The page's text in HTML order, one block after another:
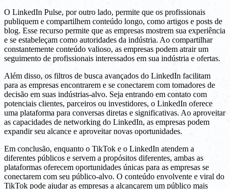
O LinkedIn Pulse, por outro lado, permite que os profissionais
publiquem e compartilhem conteúdo longo, como artigos e posts de
blog. Esse recurso permite que as empresas mostrem sua experiência
e se estabeleçam como autoridades da indústria. Ao compartilhar
constantemente conteúdo valioso, as empresas podem atrair um
seguimento de profissionais interessados em sua indústria e ofertas.
Além disso, os filtros de busca avançados do LinkedIn facilitam
para as empresas encontrarem e se conectarem com tomadores de
decisão em suas indústrias-alvo. Seja entrando em contato com
potenciais clientes, parceiros ou investidores, o LinkedIn oferece
uma plataforma para conversas diretas e significativas. Ao aproveitar
as capacidades de networking do LinkedIn, as empresas podem
expandir seu alcance e aproveitar novas oportunidades.
Em conclusão, enquanto o TikTok e o LinkedIn atendem a
diferentes públicos e servem a propósitos diferentes, ambas as
plataformas oferecem oportunidades únicas para as empresas se
conectarem com seu público-alvo. O conteúdo envolvente e viral do
TikTok pode ajudar as empresas a alcançarem um público mais